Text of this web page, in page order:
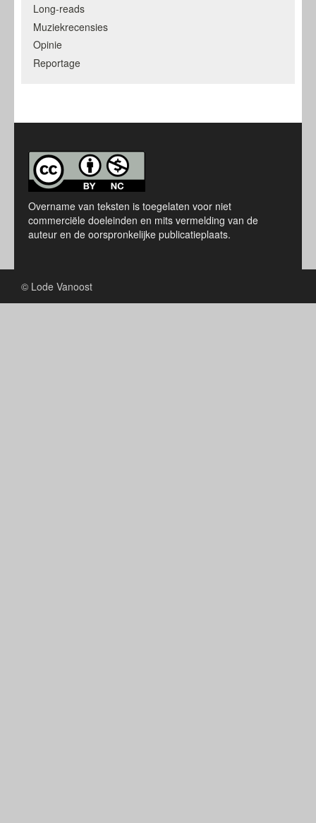
Long-reads
Muziekrecensies
Opinie
Reportage
Overname van teksten is toegelaten voor niet
commerciële doeleinden en mits vermelding van de
auteur en de oorspronkelijke publicatieplaats.
© Lode Vanoost